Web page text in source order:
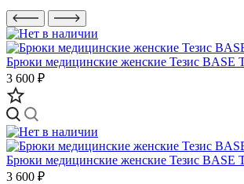
Брюки медицинские женские Тезис BASE
3 600 ₽
Брюки медицинские женские Тезис BASE
3 600 ₽